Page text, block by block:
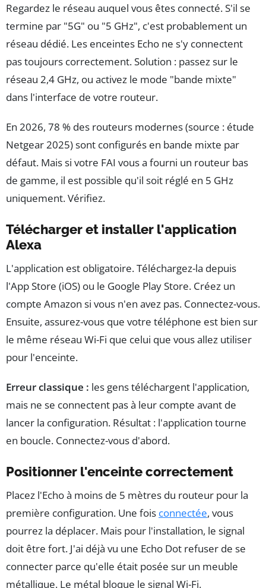
Regardez le réseau auquel vous êtes connecté. S'il se
termine par "5G" ou "5 GHz", c'est probablement un
réseau dédié. Les enceintes Echo ne s'y connectent
pas toujours correctement. Solution : passez sur le
réseau 2,4 GHz, ou activez le mode "bande mixte"
dans l'interface de votre routeur.
En 2026, 78 % des routeurs modernes (source : étude
Netgear 2025) sont configurés en bande mixte par
défaut. Mais si votre FAI vous a fourni un routeur bas
de gamme, il est possible qu'il soit réglé en 5 GHz
uniquement. Vérifiez.
Télécharger et installer l'application
Alexa
L'application est obligatoire. Téléchargez-la depuis
l'App Store (iOS) ou le Google Play Store. Créez un
compte Amazon si vous n'en avez pas. Connectez-vous.
Ensuite, assurez-vous que votre téléphone est bien sur
le même réseau Wi-Fi que celui que vous allez utiliser
pour l'enceinte.
Erreur classique : les gens téléchargent l'application,
mais ne se connectent pas à leur compte avant de
lancer la configuration. Résultat : l'application tourne
en boucle. Connectez-vous d'abord.
Positionner l'enceinte correctement
Placez l'Echo à moins de 5 mètres du routeur pour la
première configuration. Une fois connectée, vous
pourrez la déplacer. Mais pour l'installation, le signal
doit être fort. J'ai déjà vu une Echo Dot refuser de se
connecter parce qu'elle était posée sur un meuble
métallique. Le métal bloque le signal Wi-Fi.